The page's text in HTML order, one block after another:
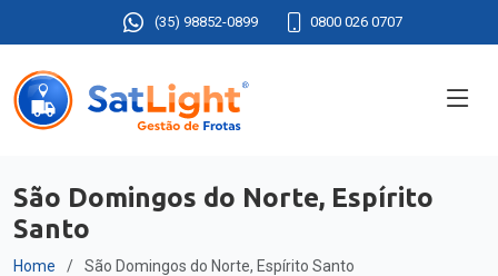
(35) 98852-0899 0800 026 0707
São Domingos do Norte, Espírito
Santo
Home São Domingos do Norte, Espírito Santo